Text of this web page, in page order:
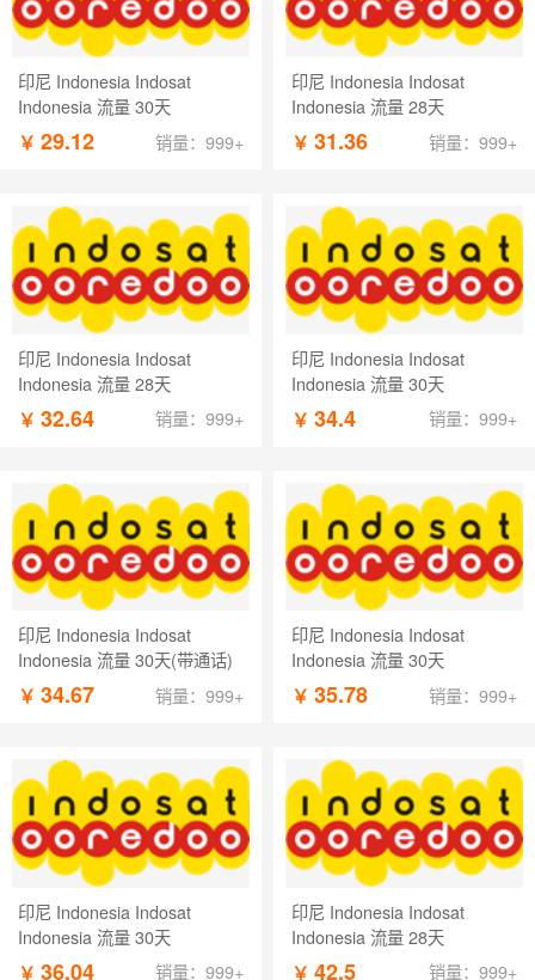
印尼 Indonesia Indosat
Indonesia 流量 30天
￥ 29.12 销量：999+
印尼 Indonesia Indosat
Indonesia 流量 28天
￥ 31.36 销量：999+
印尼 Indonesia Indosat
Indonesia 流量 28天
￥ 32.64 销量：999+
印尼 Indonesia Indosat
Indonesia 流量 30天
￥ 34.4 销量：999+
印尼 Indonesia Indosat
Indonesia 流量 30天(带通话)
￥ 34.67 销量：999+
印尼 Indonesia Indosat
Indonesia 流量 30天
￥ 35.78 销量：999+
印尼 Indonesia Indosat
Indonesia 流量 30天
￥ 36.04 销量：999+
印尼 Indonesia Indosat
Indonesia 流量 28天
￥ 42.5 销量：999+